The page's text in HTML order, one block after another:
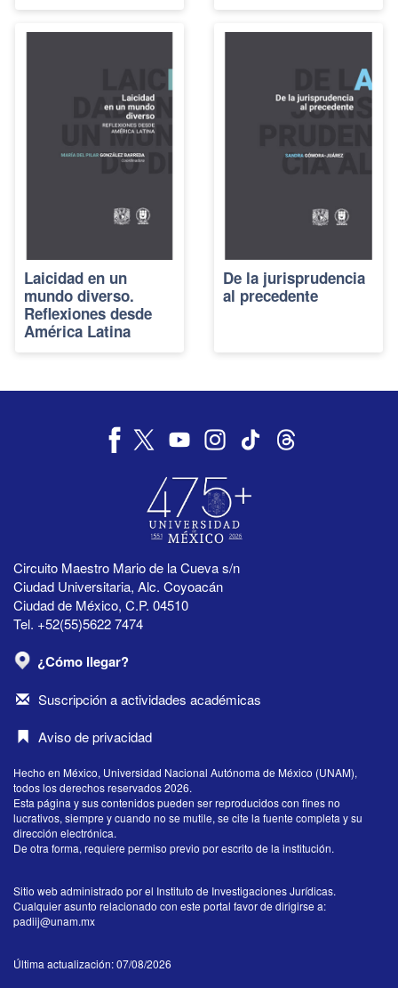
Laicidad en un
mundo diverso.
Reflexiones desde
América Latina
De la jurisprudencia
al precedente
Circuito Maestro Mario de la Cueva s/n
Ciudad Universitaria, Alc. Coyoacán
Ciudad de México, C.P. 04510
Tel. +52(55)5622 7474
¿Cómo llegar?
Suscripción a actividades académicas
Aviso de privacidad
Hecho en México, Universidad Nacional Autónoma de México (UNAM),
todos los derechos reservados 2026.
Esta página y sus contenidos pueden ser reproducidos con fines no
lucrativos, siempre y cuando no se mutile, se cite la fuente completa y su
dirección electrónica.
De otra forma, requiere permiso previo por escrito de la institución.
Sitio web administrado por el Instituto de Investigaciones Jurídicas.
Cualquier asunto relacionado con este portal favor de dirigirse a:
padiij@unam.mx
Última actualización: 07/08/2026